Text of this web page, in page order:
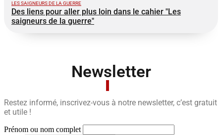
LES SAIGNEURS DE LA GUERRE
Des liens pour aller plus loin dans le cahier "Les
saigneurs de la guerre"
Newsletter
Restez informé, inscrivez-vous à notre newsletter, c’est gratuit
et utile !
Prénom ou nom complet